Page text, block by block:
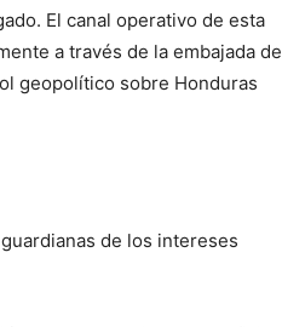
El canal operativo de esta
a través de la embajada de
geopolítico sobre Honduras
de los intereses